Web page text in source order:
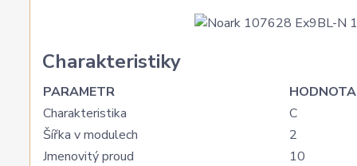
Charakteristiky
PARAMETR
HODNOTA
Charakteristika
C
Šířka v modulech
2
Jmenovitý proud
10